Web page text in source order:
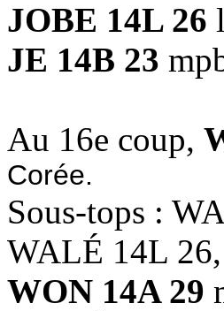
JOBE 14L 26
JE 14B 23
Au 16e coup,
Corée.
Sous-tops :
WALÉ 14L
WON 14A 29